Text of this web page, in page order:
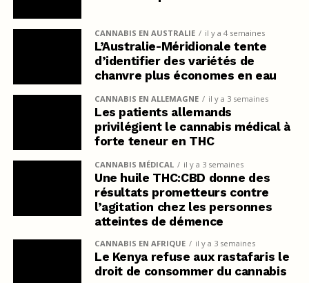
CANNABIS EN AUSTRALIE il y a 4 semaines
L’Australie-Méridionale tente
d’identifier des variétés de
chanvre plus économes en eau
CANNABIS EN ALLEMAGNE il y a 3 semaines
Les patients allemands
privilégient le cannabis médical à
forte teneur en THC
CANNABIS MÉDICAL il y a 3 semaines
Une huile THC:CBD donne des
résultats prometteurs contre
l’agitation chez les personnes
atteintes de démence
CANNABIS EN AFRIQUE il y a 3 semaines
Le Kenya refuse aux rastafaris le
droit de consommer du cannabis